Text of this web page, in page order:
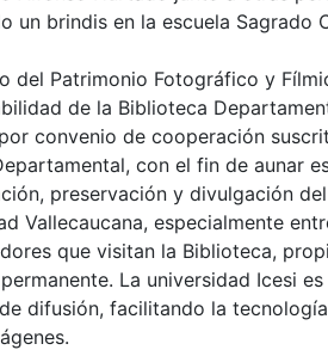
un brindis en la escuela Sagrado
del Patrimonio Fotográfico y
de la Biblioteca
convenio de cooperación
con el fin de aunar
preservación y divulgación
Vallecaucana, especialmente
que visitan la Biblioteca,
La universidad Icesi
difusión, facilitando la